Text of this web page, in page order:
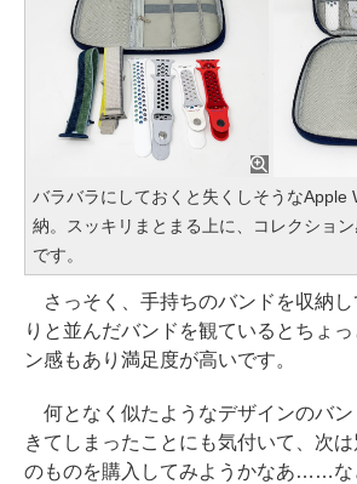
バラバラにしておくと失くしそうなApple
納。スッキリまとまる上に、コレクショ
です。
さっそく、手持ちのバンドを収納し
りと並んだバンドを観ているとちょ
ン感もあり満足度が高いです。
何となく似たようなデザインのバン
きてしまったことにも気付いて、次
のものを購入してみようかなあ……な